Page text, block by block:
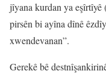
jîyana kurdan ya
pirsên bi ayîna dînê
xwendevanan”.
Gerekê bê